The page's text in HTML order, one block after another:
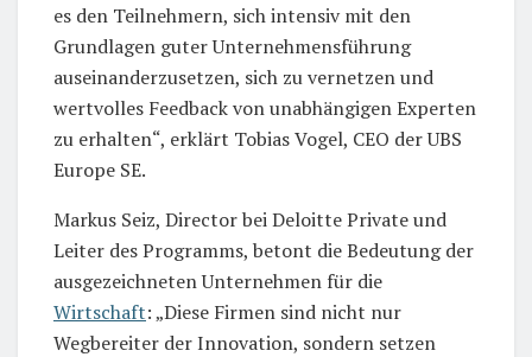
es den Teilnehmern, sich intensiv mit den
Grundlagen guter Unternehmensführung
auseinanderzusetzen, sich zu vernetzen und
wertvolles Feedback von unabhängigen Experten
zu erhalten“, erklärt Tobias Vogel, CEO der UBS
Europe SE.
Markus Seiz, Director bei Deloitte Private und
Leiter des Programms, betont die Bedeutung der
ausgezeichneten Unternehmen für die
Wirtschaft: „Diese Firmen sind nicht nur
Wegbereiter der Innovation, sondern setzen